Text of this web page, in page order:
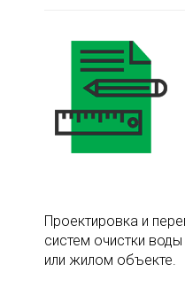
Проектировка и
систем очистки
или жилом объекте.